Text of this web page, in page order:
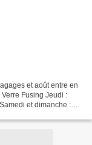
et août entre en
Fusing Jeudi :
et dimanche :